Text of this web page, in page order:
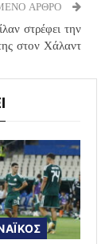
ΑΡΘΡΟ
στρέφει την
στον Χάλαντ